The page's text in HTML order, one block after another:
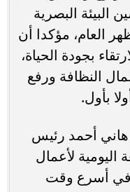
البيئة البصرية
العام، مؤكدا أن
بجودة الحياة،
النظافة ورفع
بأول.
هاني أحمد رئيس
اليومية لأعمال
في أسرع وقت